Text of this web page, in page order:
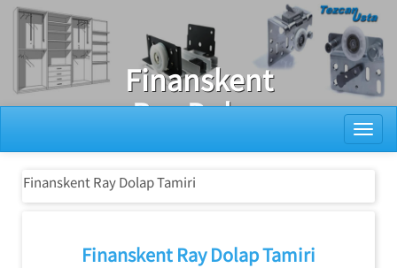
Ray Dolap Tamiri
Finanskent
Ray Dolap
Tamiri
Finanskent Ray Dolap Tamiri
Finanskent Ray Dolap Tamiri